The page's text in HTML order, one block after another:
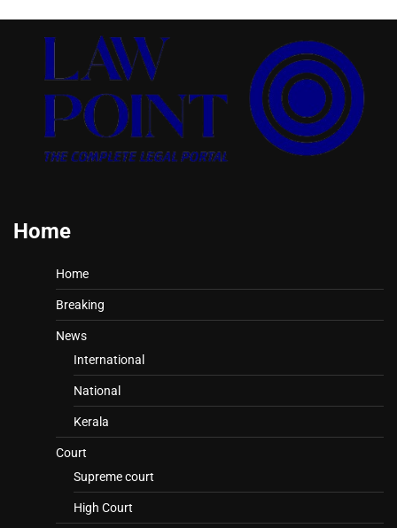
Home
Home
Breaking
News
International
National
Kerala
Court
Supreme court
High Court